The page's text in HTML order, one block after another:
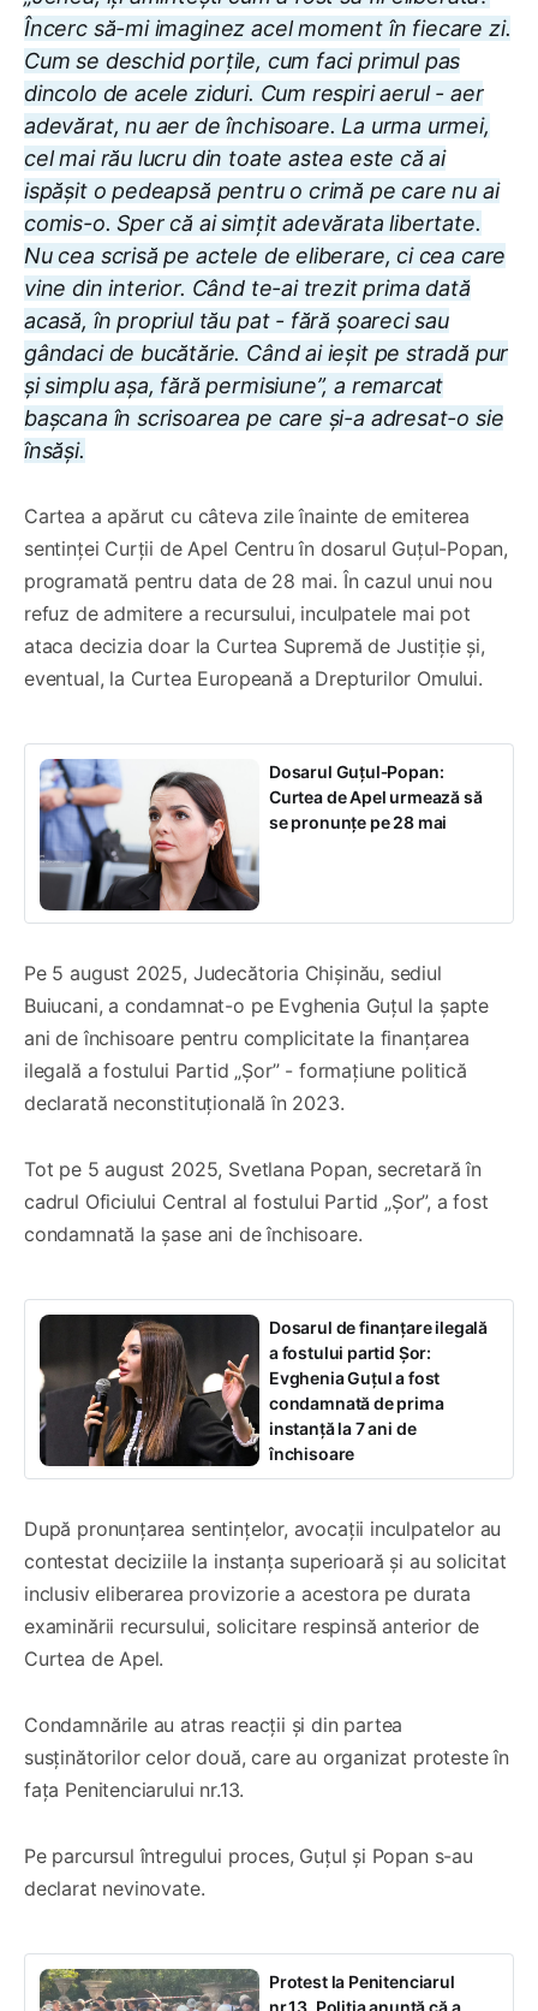
Încerc să-mi imaginez acel moment în fiecare zi.
Cum se deschid porțile, cum faci primul pas
dincolo de acele ziduri. Cum respiri aerul - aer
adevărat, nu aer de închisoare. La urma urmei,
cel mai rău lucru din toate astea este că ai
ispășit o pedeapsă pentru o crimă pe care nu ai
comis-o. Sper că ai simțit adevărata libertate.
Nu cea scrisă pe actele de eliberare, ci cea care
vine din interior. Când te-ai trezit prima dată
acasă, în propriul tău pat - fără șoareci sau
gândaci de bucătărie. Când ai ieșit pe stradă pur
și simplu așa, fără permisiune”, a remarcat
bașcana în scrisoarea pe care și-a adresat-o sie
însăși.
Cartea a apărut cu câteva zile înainte de emiterea
sentinței Curții de Apel Centru în dosarul Guțul-Popan,
programată pentru data de 28 mai. În cazul unui nou
refuz de admitere a recursului, inculpatele mai pot
ataca decizia doar la Curtea Supremă de Justiție și,
eventual, la Curtea Europeană a Drepturilor Omului.
Dosarul Guțul‑Popan:
Curtea de Apel urmează să
se pronunțe pe 28 mai
Pe 5 august 2025, Judecătoria Chișinău, sediul
Buiucani, a condamnat-o pe Evghenia Guțul la șapte
ani de închisoare pentru complicitate la finanțarea
ilegală a fostului Partid „Șor” - formațiune politică
declarată neconstituțională în 2023.
Tot pe 5 august 2025, Svetlana Popan, secretară în
cadrul Oficiului Central al fostului Partid „Șor”, a fost
condamnată la șase ani de închisoare.
Dosarul de finanțare ilegală
a fostului partid Șor:
Evghenia Guțul a fost
condamnată de prima
instanță la 7 ani de
închisoare
După pronunțarea sentințelor, avocații inculpatelor au
contestat deciziile la instanța superioară și au solicitat
inclusiv eliberarea provizorie a acestora pe durata
examinării recursului, solicitare respinsă anterior de
Curtea de Apel.
Condamnările au atras reacții și din partea
susținătorilor celor două, care au organizat proteste în
fața Penitenciarului nr.13.
Pe parcursul întregului proces, Guțul și Popan s-au
declarat nevinovate.
Protest la Penitenciarul
nr.13. Poliția anunță că a